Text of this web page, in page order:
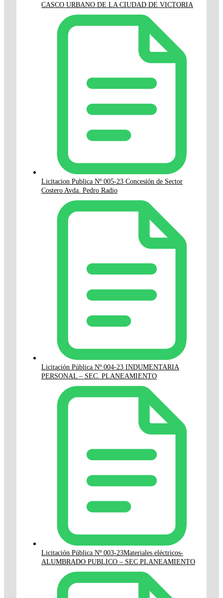
CASCO URBANO DE LA CIUDAD DE VICTORIA
Licitacion Publica Nº 005-23 Concesión de Sector
Costero Avda. Pedro Radio
Licitación Pública Nº 004-23 INDUMENTARIA
PERSONAL – SEC. PLANEAMIENTO
Licitación Pública Nº 003-23Materiales eléctricos-
ALUMBRADO PUBLICO – SEC PLANEAMIENTO